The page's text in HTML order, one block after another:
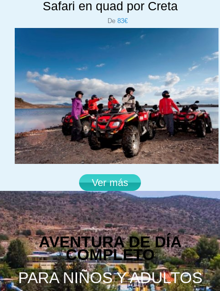
Safari en quad por Creta
De83€
Ver más
AVENTURA DE DÍA
COMPLETO
PARA NIÑOS Y ADULTOS